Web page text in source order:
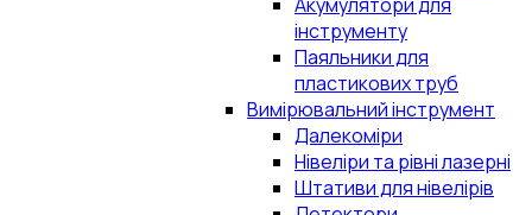
інструменту
Паяльники для
пластикових труб
Вимірювальний інструмент
Далекоміри
Нівеліри та рівні лазерні
Штативи для нівелірів